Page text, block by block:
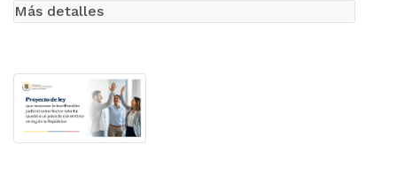
Más detalles